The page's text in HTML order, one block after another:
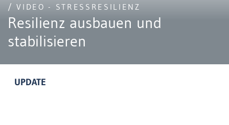
/ VIDEO - STRESSRESILIENZ
Resilienz ausbauen und
stabilisieren
UPDATE